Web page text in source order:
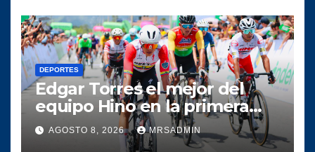
DEPORTES
Edgar Torres el mejor del
equipo Hino en la primera
etapa de la Vuelta a
Colombia 2026
AGOSTO 8, 2026 MRSADMIN